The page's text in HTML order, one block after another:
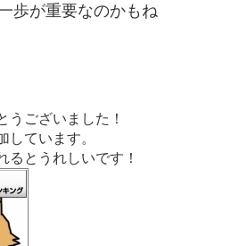
歩が重要なのかもね
うございました！
ています。
るとうれしいです！